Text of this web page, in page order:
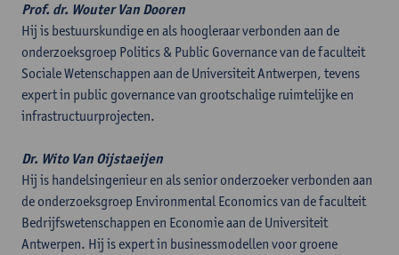
Prof. dr. Wouter Van Dooren
Hij is bestuurskundige en als hoogleraar verbonden aan de
onderzoeksgroep Politics & Public Governance van de faculteit
Sociale Wetenschappen aan de Universiteit Antwerpen, tevens
expert in public governance van grootschalige ruimtelijke en
infrastructuurprojecten.
Dr. Wito Van Oijstaeijen
Hij is handelsingenieur en als senior onderzoeker verbonden aan
de onderzoeksgroep Environmental Economics van de faculteit
Bedrijfswetenschappen en Economie aan de Universiteit
Antwerpen. Hij is expert in businessmodellen voor groene